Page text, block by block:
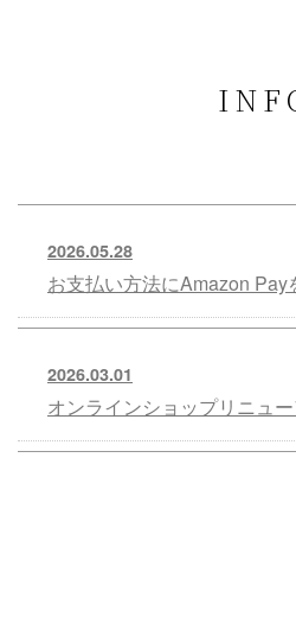
2026.05.28
お支払い方法にAmazon Pay
2026.03.01
オンラインショップリニュ